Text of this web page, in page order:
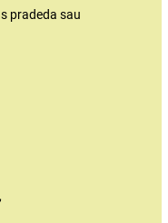
pradeda sau